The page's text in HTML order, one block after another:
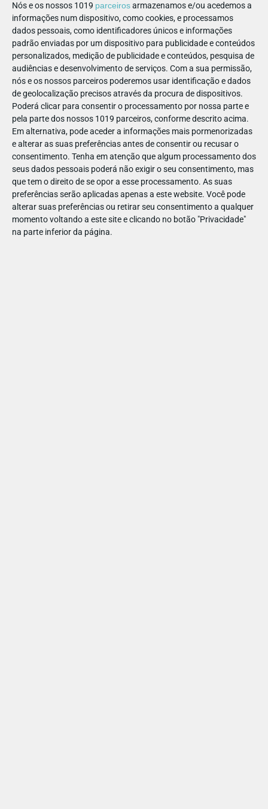
Nós e os nossos 1019 parceirosarmazenamos e/ou acedemos a
informações num dispositivo, como cookies, e processamos
dados pessoais, como identificadores únicos e informações
padrão enviadas por um dispositivo para publicidade e conteúdos
personalizados, medição de publicidade e conteúdos, pesquisa de
audiências e desenvolvimento de serviços. Com a sua permissão,
nós e os nossos parceiros poderemos usar identificação e dados
de geolocalização precisos através da procura de dispositivos.
Poderá clicar para consentir o processamento por nossa parte e
pela parte dos nossos 1019 parceiros, conforme descrito acima.
Em alternativa, pode aceder a informações mais pormenorizadas
e alterar as suas preferências antes de consentir ou recusar o
consentimento. Tenha em atenção que algum processamento dos
seus dados pessoais poderá não exigir o seu consentimento, mas
que tem o direito de se opor a esse processamento. As suas
preferências serão aplicadas apenas a este website. Você pode
alterar suas preferências ou retirar seu consentimento a qualquer
momento voltando a este site e clicando no botão "Privacidade"
na parte inferior da página.
🌳 Passear na Tapada - Passe de Dia
Ideal para quem prefere um passeio mais calmo, mas
igualmente enriquecedor. Inclui:
🥾 Percurso pedestre
🐝 “As abelhas e a floresta”
🦉 “O voo das aves de rapina”
🚐 Visita guiada em veículo elétrico: com paragens
para observar os animais e conhecer curiosidades sobre
este espaço único, acompanhados por um simpático guia.
As visitas decorrem às 11.15h, 15h e 17.15h
Confirme os horários